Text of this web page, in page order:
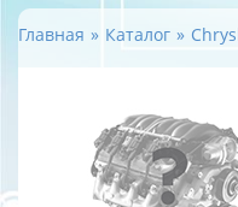
Главная Каталог